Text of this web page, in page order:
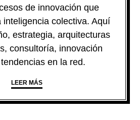
de innovación que
inteligencia colectiva. Aquí
estrategia, arquitecturas
consultoría, innovación
en la red.
LEER MÁS